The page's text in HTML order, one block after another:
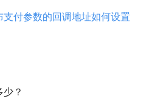
付参数的回调地址如何设置
？